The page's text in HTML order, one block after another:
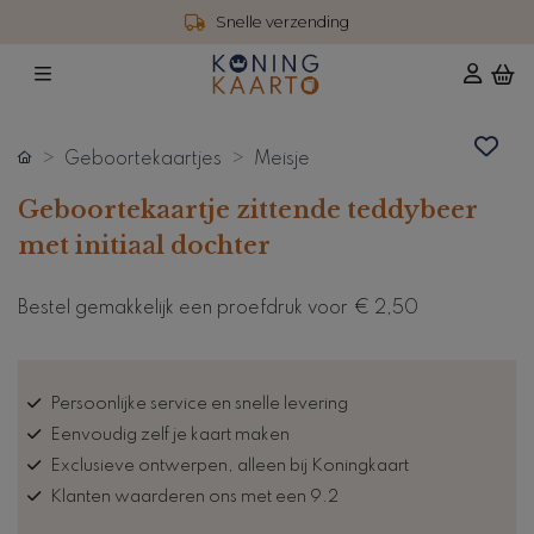
Snelle verzending
Geboortekaartjes Meisje
Geboortekaartje zittende teddybeer
met initiaal dochter
Bestel gemakkelijk een proefdruk voor € 2,50
Persoonlijke service en snelle levering
Eenvoudig zelf je kaart maken
Exclusieve ontwerpen, alleen bij Koningkaart
Klanten waarderen ons met een 9.2